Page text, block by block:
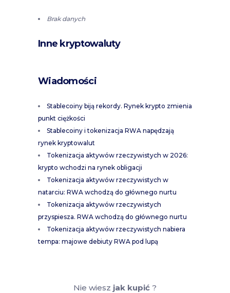
Brak danych
Inne kryptowaluty
Wiadomości
Stablecoiny biją rekordy. Rynek krypto zmienia
punkt ciężkości
Stablecoiny i tokenizacja RWA napędzają
rynek kryptowalut
Tokenizacja aktywów rzeczywistych w 2026:
krypto wchodzi na rynek obligacji
Tokenizacja aktywów rzeczywistych w
natarciu: RWA wchodzą do głównego nurtu
Tokenizacja aktywów rzeczywistych
przyspiesza. RWA wchodzą do głównego nurtu
Tokenizacja aktywów rzeczywistych nabiera
tempa: majowe debiuty RWA pod lupą
Nie wiesz jak kupić?